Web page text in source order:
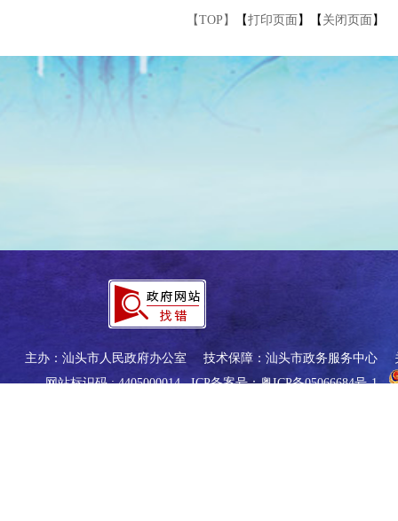
【TOP】 【打印页面 】【 关闭页面 】
主办：汕头市人民政府办公室 技术保障：汕头市政务服务中心
网站标识码 : 4405000014ICP备案号：粤ICP备05066684号-1